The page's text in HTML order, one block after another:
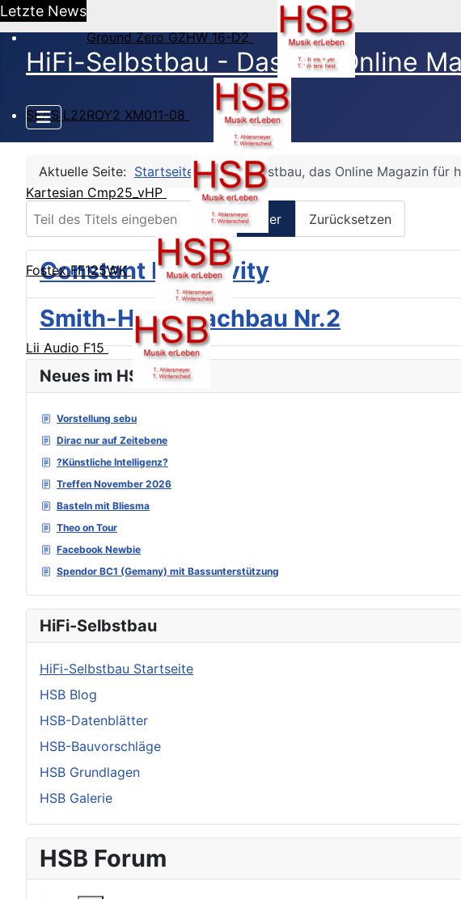
Letzte News
Ground Zero GZHW 16-D2
SEAS L22ROY2 XM011-08
Kartesian Cmp25_vHP
Fostex FF125WK
Lii Audio F15
HiFi-Selbstbau - Das DIY Online
Neues im HSB Forum
Vorstellung sebu
Dirac nur auf Zeitebene
?Künstliche Intelligenz?
Treffen November 2026
Basteln mit Bliesma
Theo on Tour
Facebook Newbie
Spendor BC1 (Gemany) mit Bassunterstützung
HiFi-Selbstbau
HiFi-Selbstbau Startseite
HSB Blog
HSB-Datenblätter
HSB-Bauvorschläge
HSB Grundlagen
HSB Galerie
HSB Forum
Aktuelle Seite: Startseite HiFi-Selbstbau, das Online Magazin
Filter Zurücksetzen
Constant Directivity
Smith-Horn, Nachbau Nr.2